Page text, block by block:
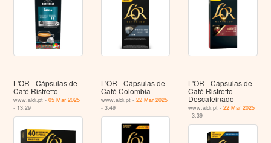
L'OR - Cápsulas de
Café Ristretto
www.aldi.pt -05 Mar 2025
- 13.29
L'OR - Cápsulas de
Café Colombia
www.aldi.pt - 22 Mar 2025
- 3.49
L'OR - Cápsulas de
Café Ristretto
Descafeinado
www.aldi.pt -22 Mar 2025
- 3.39